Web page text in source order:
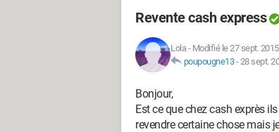
Revente cash express
Lola- Modifié le 27 sept.
poupougne13-28 sept.
Bonjour,
Est ce que chez cash exprès
revendre certaine chose mais